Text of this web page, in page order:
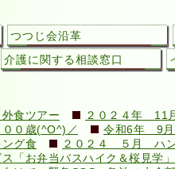
つつじ会沿革
介護に関する相談窓口
食ツアー
２０２４年 11
０歳(^O^)／
令和6年 9
グ食
２０２４ ５月 ハ
「お弁当バスハイク＆桜見学」